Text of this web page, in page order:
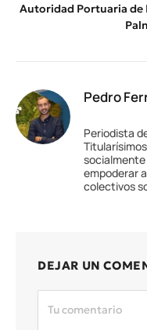
Autoridad Portuaria de
Pedro
Periodista
socialmente
empoderar
colectivos
DEJAR UN